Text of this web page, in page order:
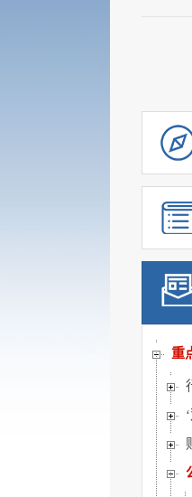
机
公
会
规
行
重